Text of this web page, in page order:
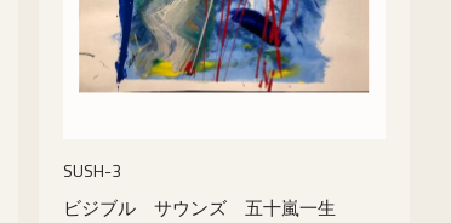
SUSH-3
ビジブル サウンズ 五十嵐一生